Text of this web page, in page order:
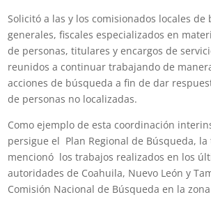
Solicitó a las y los comisionados locales de
generales, fiscales especializados en
de personas, titulares y encargos de
reunidos a continuar trabajando de
acciones de búsqueda a fin de dar
de personas no localizadas.
Como ejemplo de esta coordinación
persigue el Plan Regional de Búsqueda,
mencionó los trabajos realizados en los
autoridades de Coahuila, Nuevo León y
Comisión Nacional de Búsqueda en la